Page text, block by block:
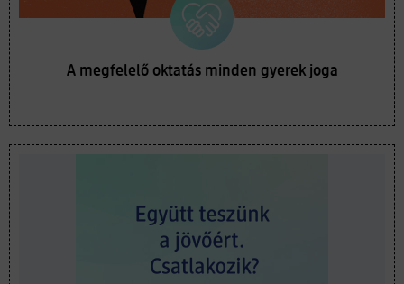
A megfelelő oktatás minden gyerek joga